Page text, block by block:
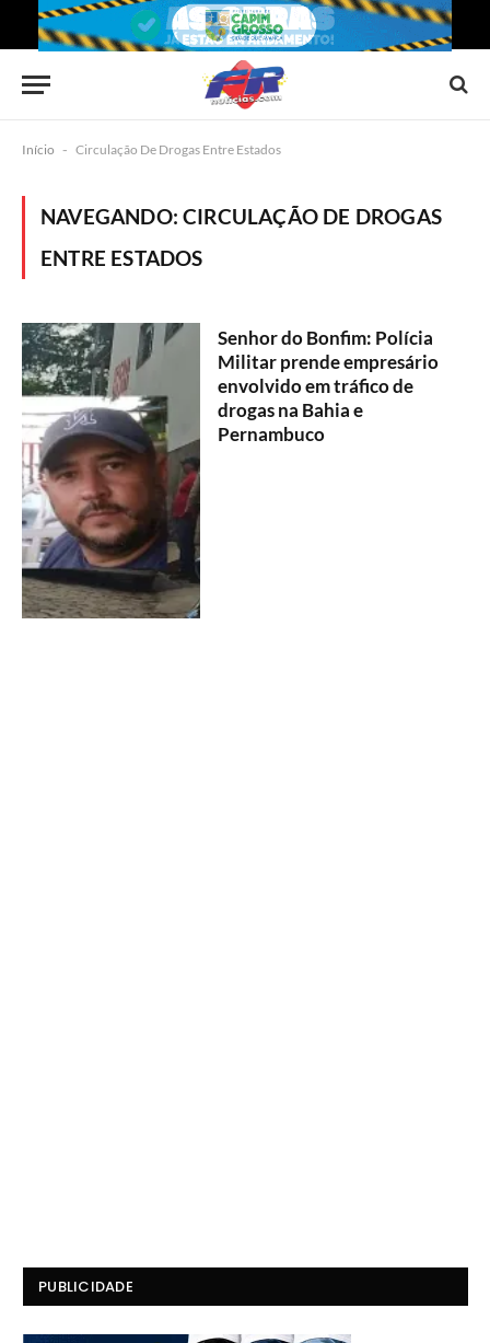
Início - Circulação De Drogas Entre Estados
NAVEGANDO:CIRCULAÇÃO DE DROGAS
ENTRE ESTADOS
Senhor do Bonfim: Polícia
Militar prende empresário
envolvido em tráfico de
drogas na Bahia e
Pernambuco
PUBLICIDADE